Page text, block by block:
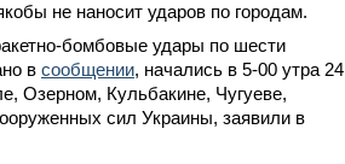
не наносит ударов по городам.
бомбовые удары по шести
в сообщении, начались в 5-00 утра 24
Озерном, Кульбакине, Чугуеве,
сил Украины, заявили в